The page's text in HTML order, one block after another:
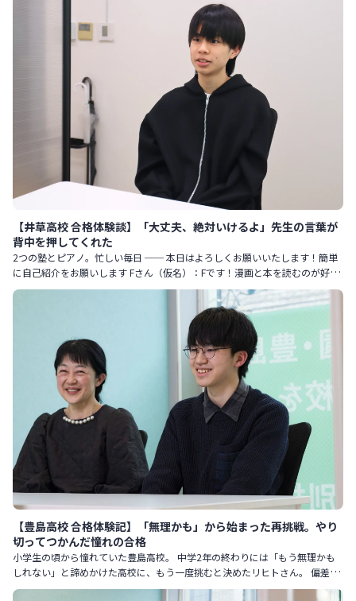
【井草高校 合格体験談】「大丈夫、絶対いけるよ」先生の言葉が
背中を押してくれた
2つの塾とピアノ。忙しい毎日 ── 本日はよろしくお願いいたします！簡単
に自己紹介をお願いします Fさん（仮名）：Fです！漫画と本を読むのが好き
です。 最近はスティーブン・キングという作家にハマってい
【豊島高校 合格体験記】「無理かも」から始まった再挑戦。やり
切ってつかんだ憧れの合格
小学生の頃から憧れていた豊島高校。 中学2年の終わりには「もう無理かも
しれない」と諦めかけた高校に、もう一度挑むと決めたリヒトさん。 偏差値
を55から61まで伸ばし、確かな自信を手に入れて迎えた本番。